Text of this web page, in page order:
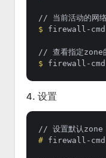
$ firewall-
$ firewall-
4. 设置
# firewall-